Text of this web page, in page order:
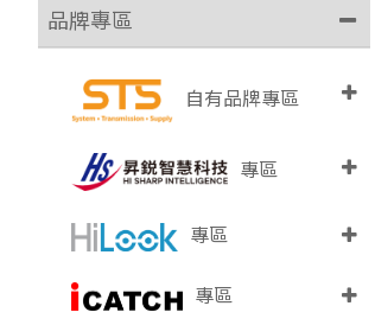
品牌專區
自有品牌專區
專區
專區
專區